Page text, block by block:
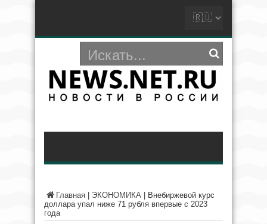
Главная ЭКОНОМИКА
Внебиржевой курс
доллара упал ниже 71 рубля впервые с 2023
года